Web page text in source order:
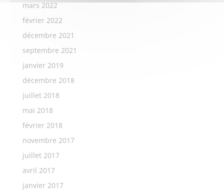
mars 2022
février 2022
décembre 2021
septembre 2021
janvier 2019
décembre 2018
juillet 2018
mai 2018
février 2018
novembre 2017
juillet 2017
avril 2017
janvier 2017